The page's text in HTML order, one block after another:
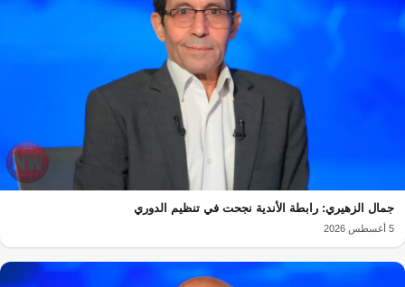
جمال الزهيري: رابطة الأندية نجحت في تنظيم الدوري
5 أغسطس 2026